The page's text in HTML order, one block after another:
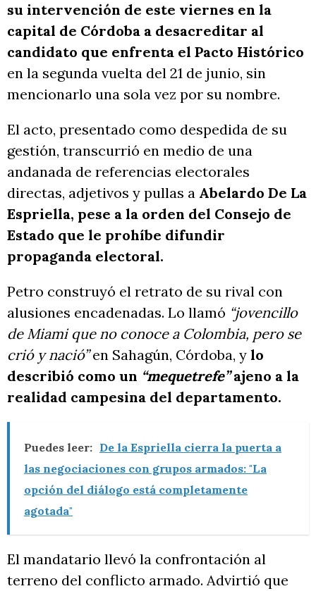
su intervención de este viernes en la
capital de Córdoba a desacreditar al
candidato que enfrenta el Pacto Histórico
en la segunda vuelta del 21 de junio, sin
mencionarlo una sola vez por su nombre.
El acto, presentado como despedida de su
gestión, transcurrió en medio de una
andanada de referencias electorales
directas, adjetivos y pullas a Abelardo De La
Espriella, pese a la orden del Consejo de
Estado que le prohíbe difundir
propaganda electoral.
Petro construyó el retrato de su rival con
alusiones encadenadas. Lo llamó “jovencillo
de Miami que no conoce a Colombia, pero se
crió y nació”en Sahagún, Córdoba, y lo
describió como un “mequetrefe”ajeno a la
realidad campesina del departamento.
Puedes leer: De la Espriella cierra la puerta a
las negociaciones con grupos armados: "La
opción del diálogo está completamente
agotada"
El mandatario llevó la confrontación al
terreno del conflicto armado. Advirtió que